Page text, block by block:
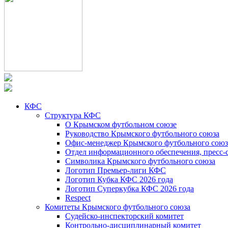
КФС
Структура КФС
О Крымском футбольном союзе
Руководство Крымского футбольного союза
Офис-менеджер Крымского футбольного
Отдел информационного обеспечения, пресс-
Символика Крымского футбольного союза
Логотип Премьер-лиги КФС
Логотип Кубка КФС 2026 года
Логотип Суперкубка КФС 2026 года
Respect
Комитеты Крымского футбольного союза
Судейско-инспекторский комитет
Контрольно-дисциплинарный комитет